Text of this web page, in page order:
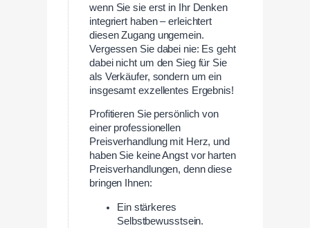
wenn Sie sie erst in Ihr Denken
integriert haben – erleichtert
diesen Zugang ungemein.
Vergessen Sie dabei nie: Es geht
dabei nicht um den Sieg für Sie
als Verkäufer, sondern um ein
insgesamt exzellentes Ergebnis!
Profitieren Sie persönlich von
einer professionellen
Preisverhandlung mit Herz, und
haben Sie keine Angst vor harten
Preisverhandlungen, denn diese
bringen Ihnen:
Ein stärkeres
Selbstbewusstsein.